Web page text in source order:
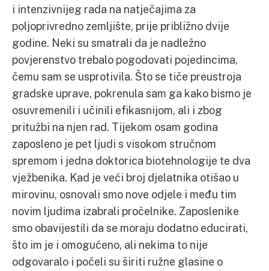
i intenzivnijeg rada na natječajima za
poljoprivredno zemljište, prije približno dvije
godine. Neki su smatrali da je nadležno
povjerenstvo trebalo pogodovati pojedincima,
čemu sam se usprotivila. Što se tiče preustroja
gradske uprave, pokrenula sam ga kako bismo je
osuvremenili i učinili efikasnijom, ali i zbog
pritužbi na njen rad. Tijekom osam godina
zaposleno je pet ljudi s visokom stručnom
spremom i jedna doktorica biotehnologije te dva
vježbenika. Kad je veći broj djelatnika otišao u
mirovinu, osnovali smo nove odjele i među tim
novim ljudima izabrali pročelnike. Zaposlenike
smo obavijestili da se moraju dodatno educirati,
što im je i omogućeno, ali nekima to nije
odgovaralo i počeli su širiti ružne glasine o